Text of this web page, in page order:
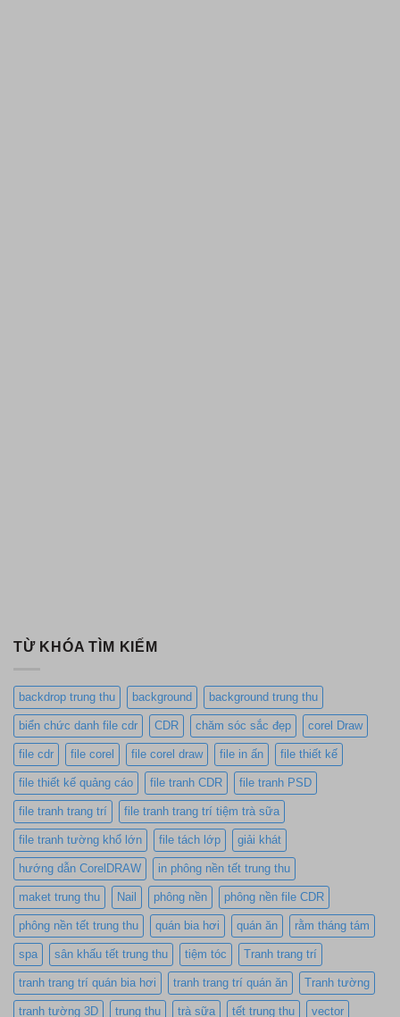
TỪ KHÓA TÌM KIẾM
backdrop trung thu background background trung thu
biển chức danh file cdr CDR chăm sóc sắc đẹp corel Draw
file cdr file corel file corel draw file in ấn file thiết kế
file thiết kế quảng cáo file tranh CDR file tranh PSD
file tranh trang trí file tranh trang trí tiệm trà sữa
file tranh tường khổ lớn file tách lớp giải khát
hướng dẫn CorelDRAW in phông nền tết trung thu
maket trung thu Nail phông nền phông nền file CDR
phông nền tết trung thu quán bia hơi quán ăn rằm tháng tám
spa sân khấu tết trung thu tiệm tóc Tranh trang trí
tranh trang trí quán bia hơi tranh trang trí quán ăn Tranh tường
tranh tường 3D trung thu trà sữa tết trung thu vector